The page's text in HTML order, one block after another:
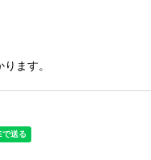
ます。